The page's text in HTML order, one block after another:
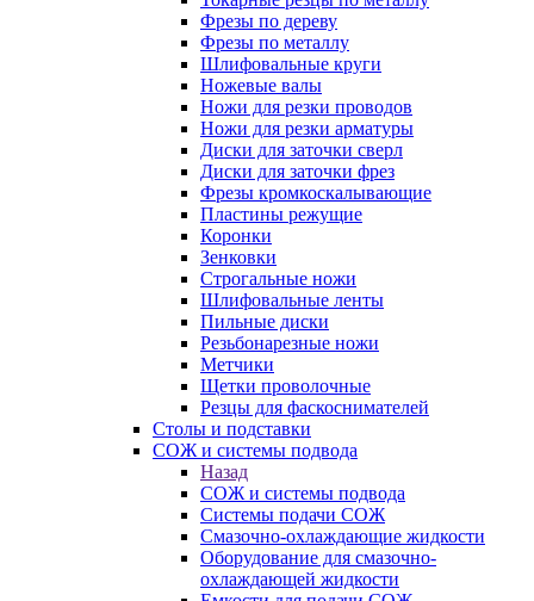
Фрезы по дереву
Фрезы по металлу
Шлифовальные круги
Ножевые валы
Ножи для резки проводов
Ножи для резки арматуры
Диски для заточки сверл
Диски для заточки фрез
Фрезы кромкоскалывающие
Пластины режущие
Коронки
Зенковки
Строгальные ножи
Шлифовальные ленты
Пильные диски
Резьбонарезные ножи
Метчики
Щетки проволочные
Резцы для фаскоснимателей
Столы и подставки
СОЖ и системы подвода
Назад
СОЖ и системы подвода
Системы подачи СОЖ
Смазочно-охлаждающие жидкости
Оборудование для смазочно-
охлаждающей жидкости